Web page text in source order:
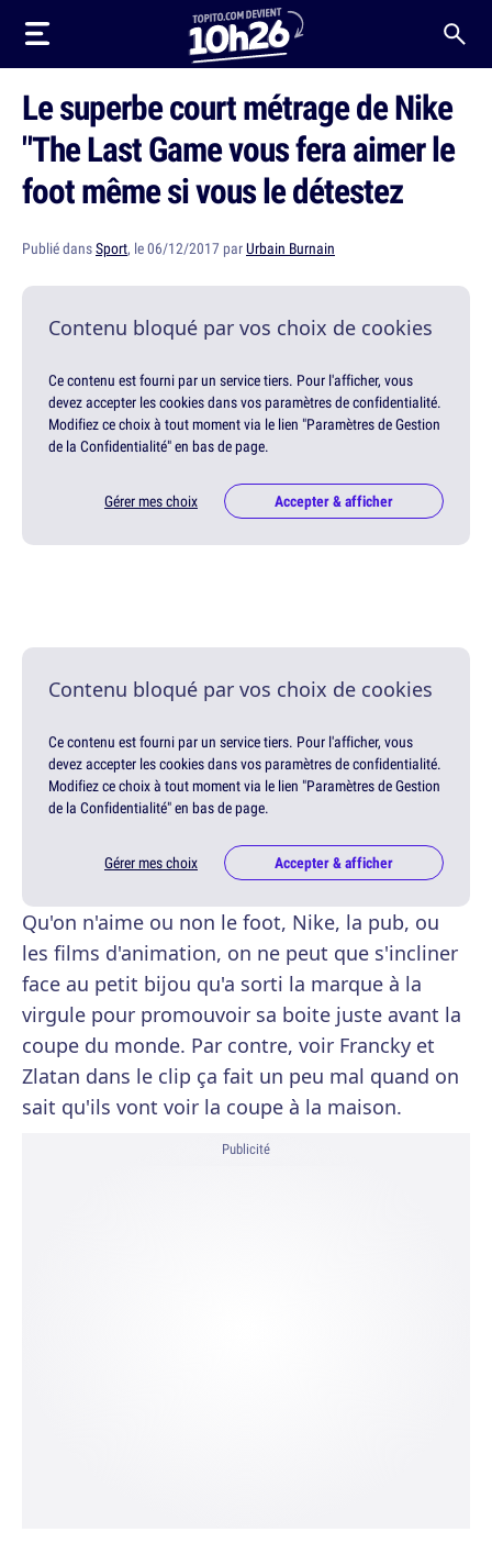
Le superbe court métrage de Nike
"The Last Game vous fera aimer le
foot même si vous le détestez
Publié dansSport, le 06/12/2017 parUrbain Burnain
Contenu bloqué par vos choix de cookies
Ce contenu est fourni par un service tiers. Pour l'afficher, vous
devez accepter les cookies dans vos paramètres de confidentialité.
Modifiez ce choix à tout moment via le lien "Paramètres de Gestion
de la Confidentialité" en bas de page.
Gérer mes choix Accepter & afficher
Contenu bloqué par vos choix de cookies
Ce contenu est fourni par un service tiers. Pour l'afficher, vous
devez accepter les cookies dans vos paramètres de confidentialité.
Modifiez ce choix à tout moment via le lien "Paramètres de Gestion
de la Confidentialité" en bas de page.
Gérer mes choix Accepter & afficher
Qu'on n'aime ou non le foot, Nike, la pub, ou
les films d'animation, on ne peut que s'incliner
face au petit bijou qu'a sorti la marque à la
virgule pour promouvoir sa boite juste avant la
coupe du monde. Par contre, voir Francky et
Zlatan dans le clip ça fait un peu mal quand on
sait qu'ils vont voir la coupe à la maison.
Publicité